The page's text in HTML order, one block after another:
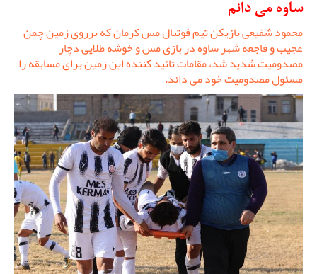
ساوه می دانم
محمود شفیعی بازیکن تیم فوتبال مس کرمان که برروی زمین چمن
عجیب و فاجعه شهر ساوه در بازی مس و خوشه طلایی دچار
مصدومیت شدید شد، مقامات تائید کننده این زمین برای مسابقه را
مسئول مصدومیت خود می داند.